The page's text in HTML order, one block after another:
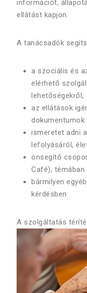
információt,
ellátást kapjon.
A tanácsadók
a szociális és
elérhető
lehetőségekről,
az ellátások
dokumentumok
ismeretet adni
lefolyásáról,
önsegítő
Café), témában
bármilyen
kérdésben.
A szolgáltatás